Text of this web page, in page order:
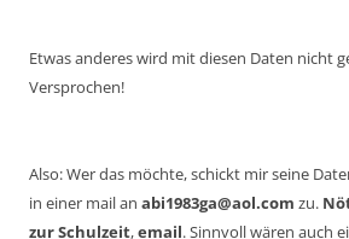
Etwas anderes wird mit diesen Daten nicht
Versprochen!
Also: Wer das möchte, schickt mir seine
in einer mail an abi1983ga@aol.com zu.
zur Schulzeit,email. Sinnvoll wären auch